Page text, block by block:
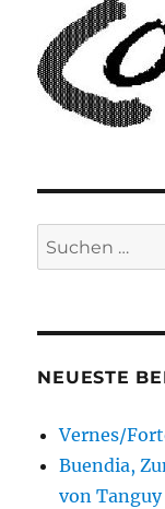
Suchen
nach:
NEUESTE
Vernes/
Buendia,
von